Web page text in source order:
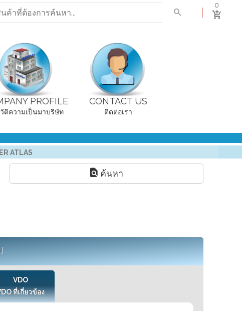
0
PROFILE
ติความเป็นมาบริษัท
CONTACT US
ติดต่อเรา
ATLAS
ค้นหา
VDO
ที่เกี่ยวข้อง